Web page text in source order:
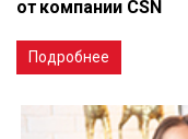
от компании CSN
Подробнее